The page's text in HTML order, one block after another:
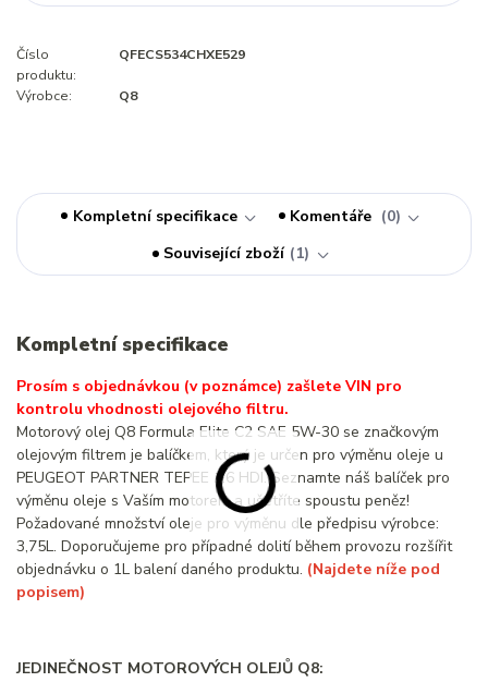
Číslo
produktu:
QFECS534CHXE529
Výrobce: Q8
Kompletní specifikace Komentáře
0
Související zboží
1
Kompletní specifikace
Prosím s objednávkou (v poznámce) zašlete VIN pro
kontrolu vhodnosti olejového filtru.
Motorový olej Q8 Formula Elite C2 SAE 5W-30 se značkovým
olejovým filtrem je balíčkem, který je určen pro výměnu oleje u
PEUGEOT PARTNER TEPEE 1.6 HDI. Seznamte náš balíček pro
výměnu oleje s Vaším motorem a ušetříte spoustu peněz!
Požadované množství oleje pro výměnu dle předpisu výrobce:
3,75L. Doporučujeme pro případné dolití během provozu rozšířit
objednávku o 1L balení daného produktu. (Najdete níže pod
popisem)
JEDINEČNOST MOTOROVÝCH OLEJŮ Q8: